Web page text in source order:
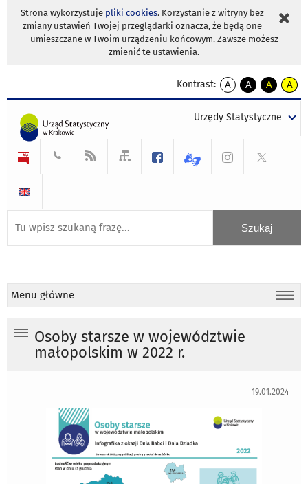
Strona wykorzystuje pliki cookies. Korzystanie z witryny bez
zmiany ustawień Twojej przeglądarki oznacza, że będą one
umieszczane w Twoim urządzeniu końcowym. Zawsze możesz
zmienić te ustawienia.
Kontrast:
A
kontrast
A
kontrast
tekst
czarnym
A
kontrast
tekst
czarnym
A
tekst
żółtym
Urzędy Statystyczne
Menu główne
Osoby starsze w województwie
małopolskim w 2022 r.
19.01.2024